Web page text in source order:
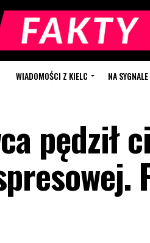
WIADOMOŚCI Z KIELC NA SYGNALE
pędził